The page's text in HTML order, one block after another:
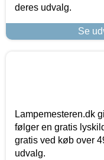
deres udvalg.
Se
Lampemesteren.dk
følger en gratis
gratis ved køb over
udvalg.